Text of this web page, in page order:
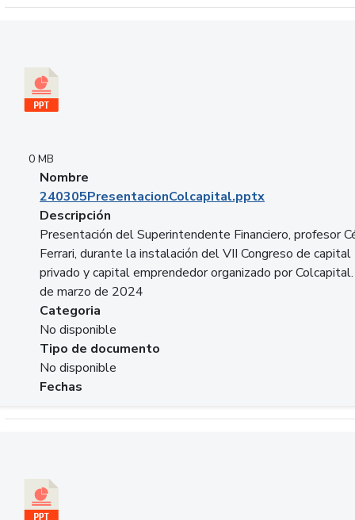
0 MB
Nombre
240305PresentacionColcapital.pptx
Descripción
Presentación del Superintendente Financiero, profesor
Ferrari, durante la instalación del VII Congreso de capital
privado y capital emprendedor organizado por
de marzo de 2024
Categoria
No disponible
Tipo de documento
No disponible
Fechas